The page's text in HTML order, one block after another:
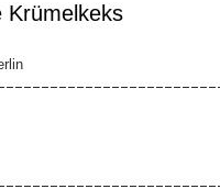
Krümelkeks